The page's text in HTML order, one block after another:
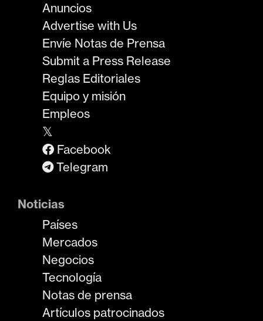
Anuncios
Advertise with Us
Envíe Notas de Prensa
Submit a Press Release
Reglas Editoriales
Equipo y misión
Empleos
𝕏
Facebook
Telegram
Noticias
Países
Mercados
Negocios
Tecnología
Notas de prensa
Artículos patrocinados